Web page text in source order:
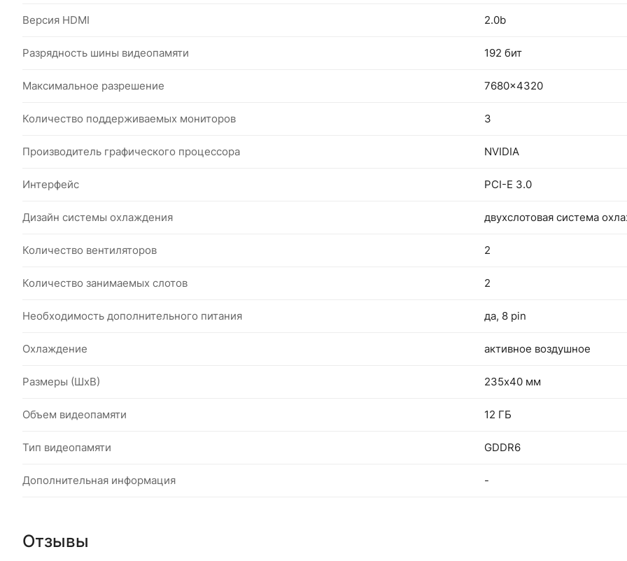
Версия HDMI 2.0b
Разрядность шины видеопамяти 192 бит
Максимальное разрешение 7680x4320
Количество поддерживаемых мониторов 3
Производитель графического процессора NVIDIA
Интерфейс PCI-E 3.0
Дизайн системы охлаждения двухслотовая система
Количество вентиляторов 2
Количество занимаемых слотов 2
Необходимость дополнительного питания да, 8 pin
Охлаждение активное воздушное
Размеры (ШxВ) 235х40 мм
Объем видеопамяти 12 ГБ
Тип видеопамяти GDDR6
Дополнительная информация -
Отзывы